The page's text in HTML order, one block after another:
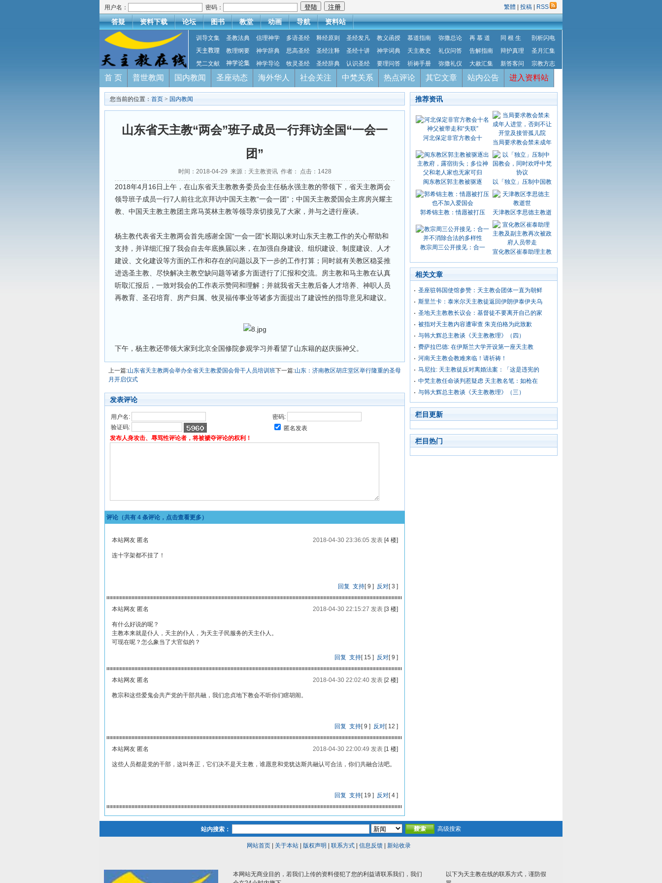
用户名： 密码： 繁體 投稿 RSS
答疑 资料下载 论坛 图书 教堂 动画 导航 资料站
训导文集 圣教法典 信理神学 多语圣经 释经原则 圣经发凡 教义函授 慕道指南 弥撒总论 再 慕 道 同 根 生
剖析闪电
天主教理
教理纲要 神学辞典 思高圣经 圣经注释 圣经十讲 神学词典 天主教史 礼仪问答 告解指南 辩护真理
圣月汇集
梵二文献
神学论集 神学导论 牧灵圣经 圣经辞典 认识圣经 要理问答 祈祷手册 弥撒礼仪 大赦汇集 新答客问 宗教方志
首 页 普世教闻 国内教闻 圣座动态 海外华人 社会关注 中梵关系 热点评论 其它文章 站内公告 进入资料站
您当前的位置： 首页 > 国内教闻
山东省天主教“两会”班子成员一行拜访全国“一会一
团”
时间：2018-04-29 来源：天主教资讯 作者： 点击： 1428
2018年4月16日上午，在山东省天主教教务委员会主任杨永强主教的带领下，省天主教两会
领导班子成员一行7人前往北京拜访中国天主教“一会一团”；中国天主教爱国会主席房兴耀主
教、中国天主教主教团主席马英林主教等领导亲切接见了大家，并与之进行座谈。
杨主教代表省天主教两会首先感谢全国“一会一团”长期以来对山东天主教工作的关心帮助和
支持，并详细汇报了我会自去年底换届以来，在加强自身建设、组织建设、制度建设、人才
建设、文化建设等方面的工作和存在的问题以及下一步的工作打算；同时就有关教区稳妥推
进选圣主教、尽快解决主教空缺问题等诸多方面进行了汇报和交流。房主教和马主教在认真
听取汇报后，一致对我会的工作表示赞同和理解；并就我省天主教后备人才培养、神职人员
再教育、圣召培育、房产归属、牧灵福传事业等诸多方面提出了建设性的指导意见和建议。
下午，杨主教还带领大家到北京全国修院参观学习并看望了山东籍的赵庆振神父。
上一篇:山东省天主教两会举办全省天主教爱国会骨干人员培训班下一篇:山东：济南教区胡庄堂区举行隆重的圣母
月开启仪式
发表评论
用户名:
密码:
验证码:
匿名发表
发布人身攻击、辱骂性评论者，将被褫夺评论的权利！
评论（共有 4 条评论，点击查看更多）
本站网友 匿名 2018-04-30 23:36:05 发表[4 楼]
连十字架都不挂了！
回复 支持[9 ] 反对[3 ]
本站网友 匿名 2018-04-30 22:15:27 发表[3 楼]
有什么好说的呢？
主教本来就是仆人，天主的仆人，为天主子民服务的天主仆人。
可现在呢？怎么象当了大官似的？
回复 支持[15 ] 反对[9 ]
本站网友 匿名 2018-04-30 22:02:40 发表[2 楼]
教宗和这些爱鬼会共产党的干部共融，我们忠贞地下教会不听你们瞎胡闹。
回复 支持[9 ] 反对[12 ]
本站网友 匿名 2018-04-30 22:00:49 发表[1 楼]
这些人员都是党的干部，这叫务正，它们决不是天主教，谁愿意和党犹达斯共融认可合法，你们共融合法吧。
回复 支持[19 ] 反对[4 ]
推荐资讯
河北保定非官方教会十
当局要求教会禁未成年
闽东教区郭主教被驱逐 以「独立」压制中国教
郭希锦主教：情愿被打压 天津教区李思德主教逝
教宗周三公开接见：合一
宣化教区崔泰助理主教
相关文章
圣座驻韩国使馆参赞：天主教会团体一直为朝鲜
斯里兰卡：泰米尔天主教徒返回伊朗伊泰伊夫乌
圣地天主教教长议会：基督徒不要离开自己的家
被指对天主教内容遭审查 朱克伯格为此致歉
与韩大辉总主教谈《天主教教理》（四）
费萨拉巴德: 在伊斯兰大学开设第一座天主教
河南天主教会教难来临！请祈祷！
马尼拉: 天主教徒反对离婚法案：「这是违宪的
中梵主教任命谈判惹疑虑 天主教名笔：如枪在
与韩大辉总主教谈《天主教教理》（三）
栏目更新
栏目热门
站内搜索： 高级搜索
网站首页| 关于本站| 版权声明 联系方式| 信息反馈| 新站收录
本网站无商业目的，若我们上传的资料侵犯了您的利益请联系我们，我们
以下为天主教在线的联系方式，谨防假